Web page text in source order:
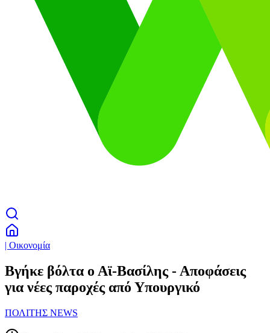
| Οικονομία
Βγήκε βόλτα ο Αϊ-Βασίλης - Αποφάσεις
για νέες παροχές από Υπουργικό
ΠΟΛΙΤΗΣ NEWS